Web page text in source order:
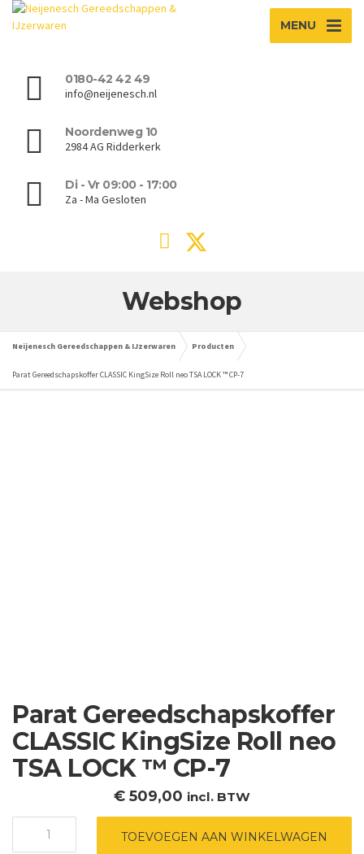
MENU
0180-42 42 49
info@neijenesch.nl
Noordenweg 10
2984 AG Ridderkerk
Di - Vr 09:00 - 17:00
Za - Ma Gesloten
Webshop
Neijenesch Gereedschappen & IJzerwaren Producten
Parat Gereedschapskoffer CLASSIC KingSize Roll neo TSA LOCK ™ CP-7
Parat Gereedschapskoffer
CLASSIC KingSize Roll neo
TSA LOCK ™ CP-7
€ 509,00 incl. BTW
Gereedschapskoffer TOEVOEGEN AAN WINKELWAGEN